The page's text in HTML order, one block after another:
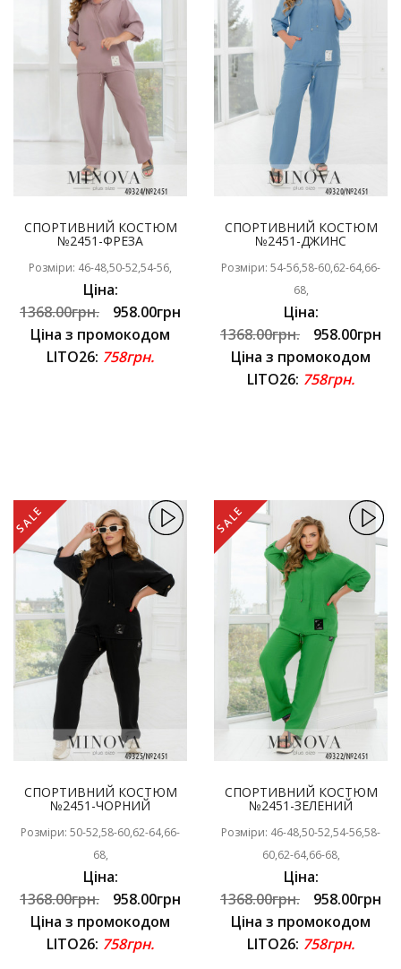
СПОРТИВНИЙ КОСТЮМ
№2451-ФРЕЗА
Розміри: 46-48,50-52,54-56,
Ціна:
1368.00грн.
958.00грн
Ціна з промокодом
LITO26: 758грн.
СПОРТИВНИЙ КОСТЮМ
№2451-ДЖИНС
Розміри: 54-56,58-60,62-64,66-
68,
Ціна:
1368.00грн.
958.00грн
Ціна з промокодом
LITO26: 758грн.
SALE
СПОРТИВНИЙ КОСТЮМ
№2451-ЧОРНИЙ
Розміри: 50-52,58-60,62-64,66-
68,
Ціна:
1368.00грн.
958.00грн
Ціна з промокодом
LITO26: 758грн.
SALE
СПОРТИВНИЙ КОСТЮМ
№2451-ЗЕЛЕНИЙ
Розміри: 46-48,50-52,54-56,58-
60,62-64,66-68,
Ціна:
1368.00грн.
958.00грн
Ціна з промокодом
LITO26: 758грн.